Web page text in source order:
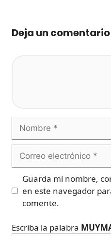
Deja un comentario
electrónico
Guarda mi nombre,
en este navegador
comente.
Escriba la palabra